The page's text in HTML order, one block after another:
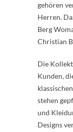
gehören
Herren.
Berg
Christian
Die
Kunden,
stehen
und
Designs